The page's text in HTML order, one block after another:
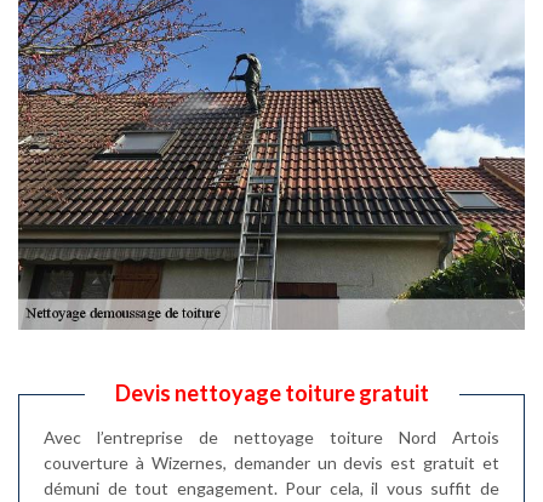
Devis nettoyage toiture gratuit
Avec l’entreprise de nettoyage toiture Nord Artois
couverture à Wizernes, demander un devis est gratuit et
démuni de tout engagement. Pour cela, il vous suffit de